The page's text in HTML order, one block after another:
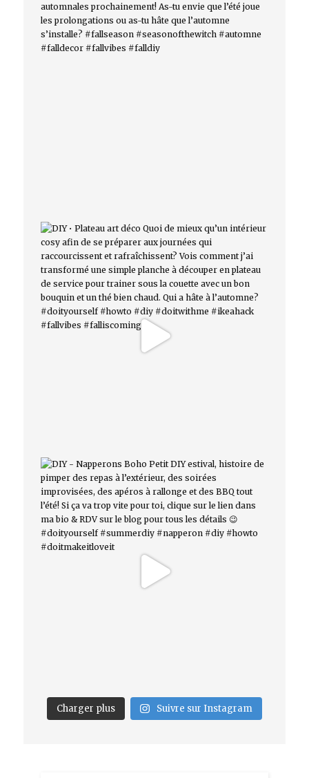
Charger plus Suivre sur Instagram